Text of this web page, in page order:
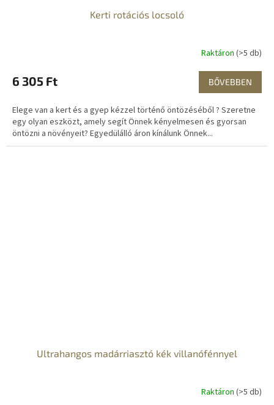
Kerti rotációs locsoló
Raktáron (>5 db)
6 305 Ft BŐVEBBEN
Elege van a kert és a gyep kézzel történő öntözéséből ? Szeretne
egy olyan eszközt, amely segít Önnek kényelmesen és gyorsan
öntözni a növényeit? Egyedülálló áron kínálunk Önnek...
Ultrahangos madárriasztó kék villanófénnyel
Raktáron (>5 db)